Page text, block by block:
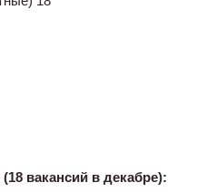
вакансий в декабре):